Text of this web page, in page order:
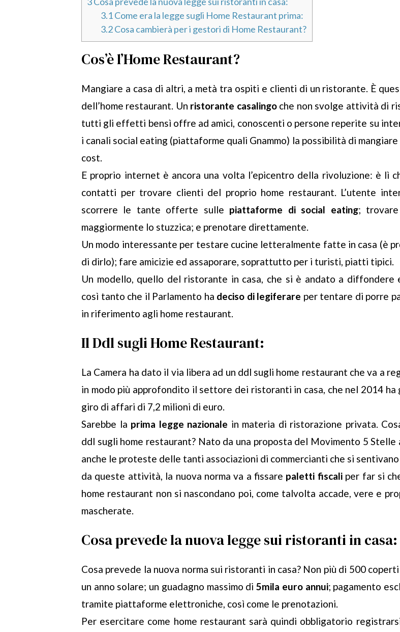
3.1Come era la legge sugli Home Restaurant prima:
3.2Cosa cambierà per i gestori di Home Restaurant?
Cos’è l’Home Restaurant?
Mangiare a casa di altri, a metà tra ospiti e clienti di un ristorante. È
dell’home restaurant. Un ristorante casalingoche non svolge attività di
tutti gli effetti bensì offre ad amici, conoscenti o persone reperite su
i canali social eating (piattaforme quali Gnammo) la possibilità di
cost.
E proprio internet è ancora una volta l’epicentro della rivoluzione: è lì
contatti per trovare clienti del proprio home restaurant. L’utente
scorrere le tante offerte sulle piattaforme di social eating;
maggiormente lo stuzzica; e prenotare direttamente.
Un modo interessante per testare cucine letteralmente fatte in casa (è
di dirlo); fare amicizie ed assaporare, soprattutto per i turisti, piatti tipici.
Un modello, quello del ristorante in casa, che si è andato a diffondere
così tanto che il Parlamento ha deciso di legiferare per tentare di porre
in riferimento agli home restaurant.
Il Ddl sugli Home Restaurant:
La Camera ha dato il via libera ad un ddl sugli home restaurant che va a
in modo più approfondito il settore dei ristoranti in casa, che nel 2014 ha
giro di affari di 7,2 milioni di euro.
Sarebbe la prima legge nazionale in materia di ristorazione privata.
ddl sugli home restaurant? Nato da una proposta del Movimento 5 Stelle
anche le proteste delle tanti associazioni di commercianti che si
da queste attività, la nuova norma va a fissare paletti fiscaliper far si
home restaurant non si nascondano poi, come talvolta accade, vere e
mascherate.
Cosa prevede la nuova legge sui ristoranti in casa:
Cosa prevede la nuova norma sui ristoranti in casa? Non più di 500
un anno solare; un guadagno massimo di5mila euro annui; pagamento
tramite piattaforme elettroniche, così come le prenotazioni.
Per esercitare come home restaurant sarà quindi obbligatorio